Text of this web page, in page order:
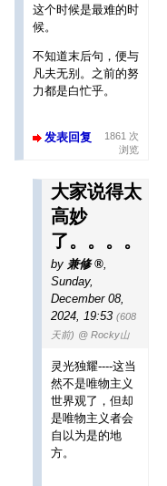
这个时候是最难的时
候。
不知道末后句，便与
凡夫无别。之前的努
力都是白忙乎。
发表回复
1861 次
浏览
大家说得太
高妙
了。。。。
by 兼修
,
Sunday,
December 08,
2024, 19:53 (608
天前) @ Rocky山
灵光独耀----这当
然不是唯物主义
世界观了，但却
是唯物主义者会
自以为是的地
方。